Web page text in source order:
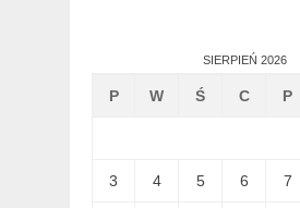
SIERPIEŃ 2026
P W Ś C P
3 4 5 6 7